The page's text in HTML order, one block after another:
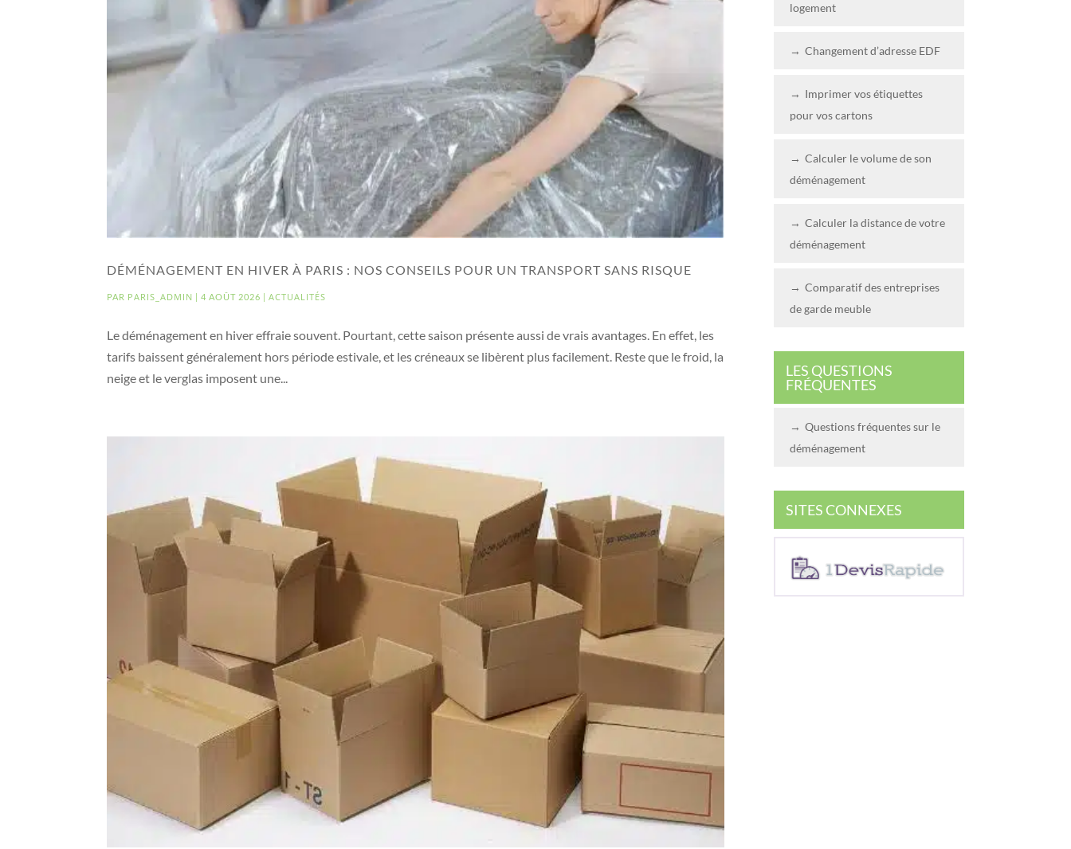
DÉMÉNAGEMENT EN HIVER À PARIS : NOS CONSEILS POUR UN TRANSPORT SANS RISQUE
PAR PARIS_ADMIN |4 AOÛT 2026 |ACTUALITÉS
Le déménagement en hiver effraie souvent. Pourtant, cette saison présente aussi de vrais avantages. En effet, les
tarifs baissent généralement hors période estivale, et les créneaux se libèrent plus facilement. Reste que le froid, la
neige et le verglas imposent une...
logement
Changement d’adresse EDF
Imprimer vos étiquettes
pour vos cartons
Calculer le volume de son
déménagement
Calculer la distance de votre
déménagement
Comparatif des entreprises
de garde meuble
LES QUESTIONS
FRÉQUENTES
Questions fréquentes sur le
déménagement
SITES CONNEXES